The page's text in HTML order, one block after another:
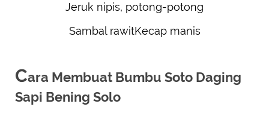
Jeruk nipis, potong-potong
Sambal rawitKecap manis
Cara Membuat Bumbu Soto Daging
Sapi Bening Solo